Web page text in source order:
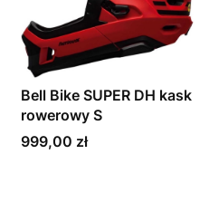
Bell Bike SUPER DH kask
rowerowy S
Cena
999,00 zł